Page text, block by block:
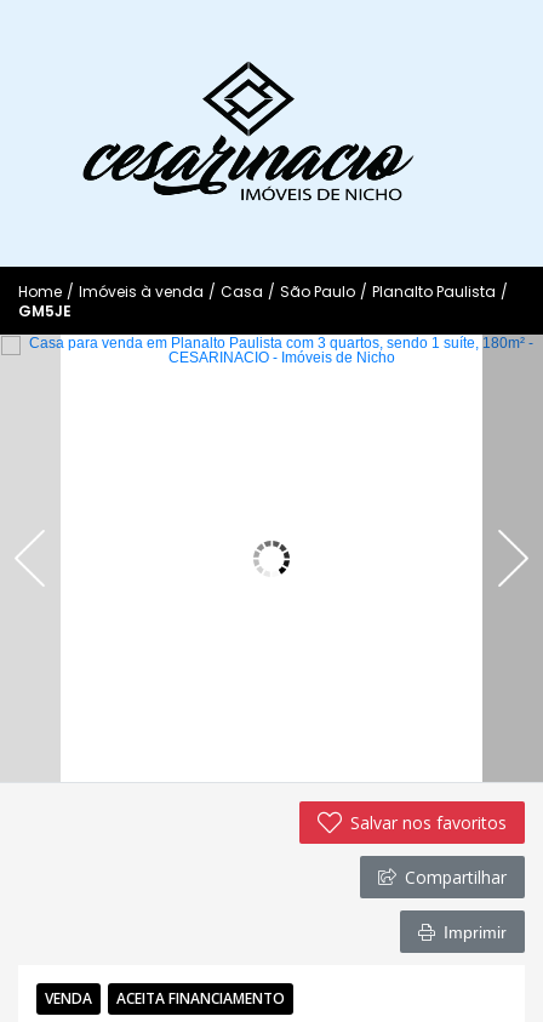
Home / Imóveis à venda / Casa / São Paulo / Planalto Paulista /
GM5JE
Salvar nos favoritos
Compartilhar
Imprimir
VENDA ACEITA FINANCIAMENTO